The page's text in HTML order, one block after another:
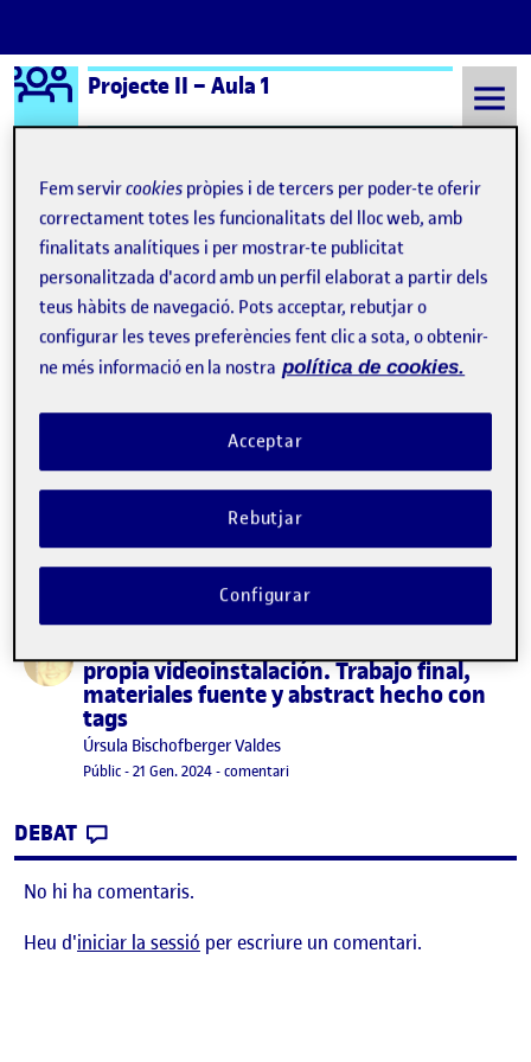
Saltar al contingut
Logo Ágora
Projecte II – Aula 1
Semestre 20231 - Aula 1 Yo carne menudas pintas
Yo carne menudas pintas
propia videoinstalación. Trabajo final,
materiales fuente y abstract hecho con
tags
Publicat per
Úrsula Bischofberger Valdes
Visibilitat:
Públic-Data de publicació
21 Gen. 202421 gener, 2024 9:37 pm
-comentariel YO CARNE/MENUDAS PINTAS.
DEBAT
No hi ha comentaris.
Heu d'iniciar la sessió per escriure un comentari.
Fem servircookies pròpies i de tercers per poder-te oferir
correctament totes les funcionalitats del lloc web, amb
finalitats analítiques i per mostrar-te publicitat
personalitzada d'acord amb un perfil elaborat a partir dels
teus hàbits de navegació. Pots acceptar, rebutjar o
configurar les teves preferències fent clic a sota, o obtenir-
ne més informació en la nostra política de cookies.
Rebutjar
Acceptar
Configurar